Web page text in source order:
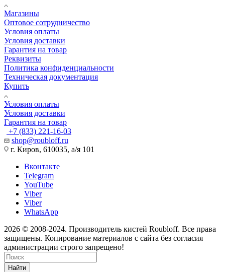
Магазины
Оптовое сотрудничество
Условия оплаты
Условия доставки
Гарантия на товар
Реквизиты
Политика конфиденциальности
Техническая документация
Купить
Условия оплаты
Условия доставки
Гарантия на товар
+7 (833) 221-16-03
shop@roubloff.ru
г. Киров, 610035, а/я 101
Вконтакте
Telegram
YouTube
Viber
Viber
WhatsApp
2026 © 2008-2024. Производитель кистей Roubloff. Все права
защищены. Копирование материалов с сайта без согласия
администрации строго запрещено!
Найти